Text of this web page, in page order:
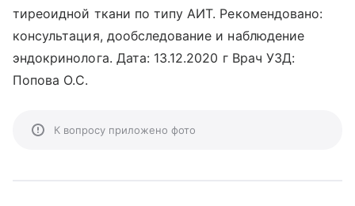
тиреоидной ткани по типу АИТ. Рекомендовано:
консультация, дообследование и наблюдение
эндокринолога. Дата: 13.12.2020 г Врач УЗД:
Попова О.С.
К вопросу приложено фото